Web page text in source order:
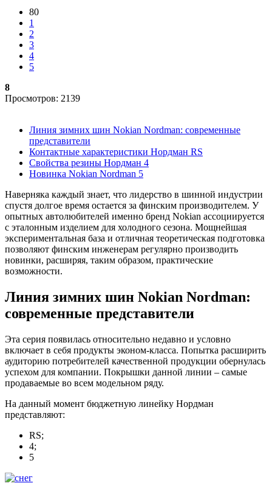
80
1
2
3
4
5
8
Просмотров: 2139
Линия зимних шин Nokian Nordman: современные
представители
Контактные характеристики Нордман RS
Свойства резины Нордман 4
Новинка Nokian Nordman 5
Наверняка каждый знает, что лидерство в шинной индустрии
спустя долгое время остается за финским производителем. У
опытных автолюбителей именно бренд Nokian ассоциируется
с эталонным изделием для холодного сезона. Мощнейшая
экспериментальная база и отличная теоретическая подготовка
позволяют финским инженерам регулярно производить
новинки, расширяя, таким образом, практические
возможности.
Линия зимних шин Nokian Nordman:
современные представители
Эта серия появилась относительно недавно и условно
включает в себя продукты эконом-класса. Попытка расширить
аудиторию потребителей качественной продукции обернулась
успехом для компании. Покрышки данной линии – самые
продаваемые во всем модельном ряду.
На данный момент бюджетную линейку Нордман
представляют:
RS;
4;
5